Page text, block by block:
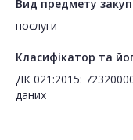
Вид предмету
послуги
Класифікатор та
ДК 021:2015:
даних